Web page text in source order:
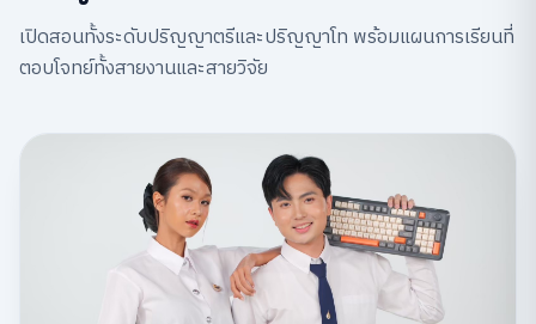
เปิดสอนทั้งระดับปริญญาตรีและปริญญาโท พร้อมแผนการเรียนที่
ตอบโจทย์ทั้งสายงานและสายวิจัย